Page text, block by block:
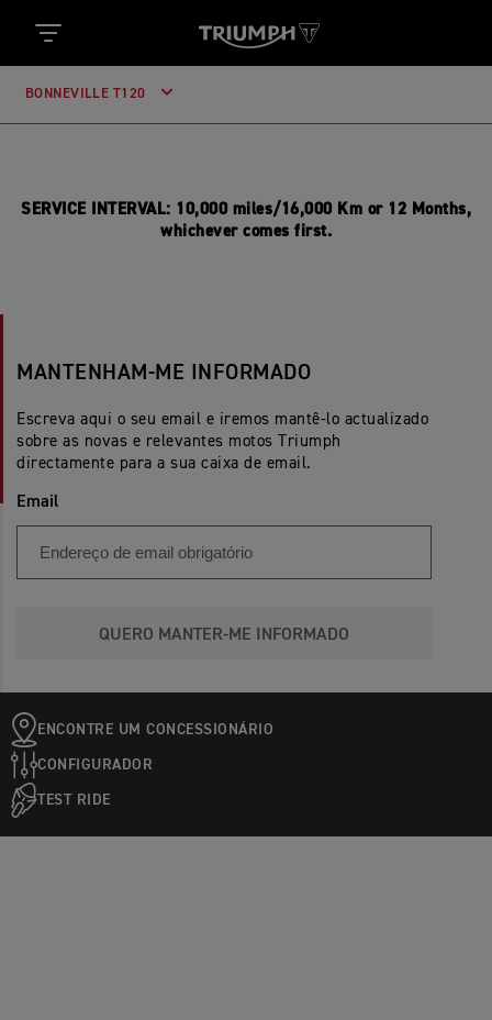
BONNEVILLE T120
SERVICE INTERVAL: 10,000 miles/16,000 Km or 12 Months,
whichever comes first.
MANTENHAM-ME INFORMADO
Escreva aqui o seu email e iremos mantê-lo actualizado
sobre as novas e relevantes motos Triumph
directamente para a sua caixa de email.
Email
QUERO MANTER-ME INFORMADO
ENCONTRE UM CONCESSIONÁRIO
CONFIGURADOR
TEST RIDE